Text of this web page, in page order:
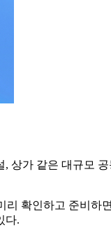
상가 같은 대규모
확인하고 준비하
다.